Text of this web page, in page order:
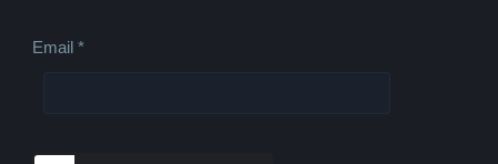
Email*